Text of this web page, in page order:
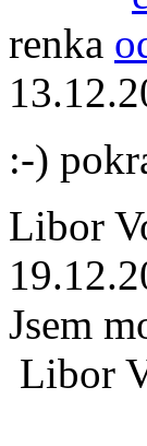
renka
:-)
Libor
Jsem
Libor